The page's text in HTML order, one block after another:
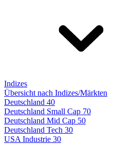
Indizes
Übersicht nach Indizes/Märkten
Deutschland 40
Deutschland Small Cap 70
Deutschland Mid Cap 50
Deutschland Tech 30
USA Industrie 30